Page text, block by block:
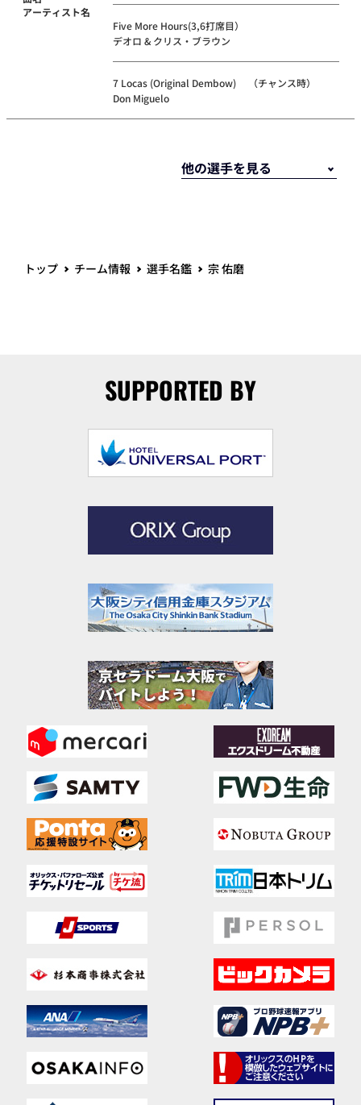
アーティスト名
Five More Hours(3,6打席目）
デオロ & クリス・ブラウン
7 Locas (Original Dembow) （チャンス時）
Don Miguelo
トップ チーム情報 選手名鑑 宗 佑磨
SUPPORTED BY